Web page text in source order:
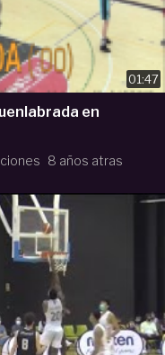
01:47
en
8 años atras